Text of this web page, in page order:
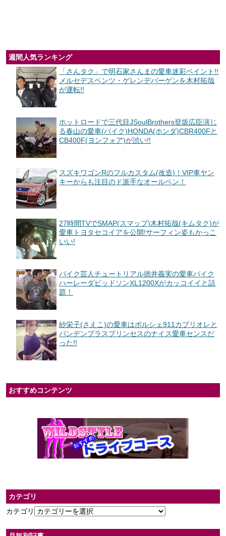
週間人気ランキング
「さんタク」で明石家さんまの愛車迷彩ペイント!!
メルセデスベンツ・ゲレンデバーゲンを木村拓哉
が運転!!
ホットロードで三代目JSoulBrothers登坂広臣演じ
る春山の愛車(バイク)HONDA(ホンダ)CBR400Fと
CB400F(ヨンフォア)が渋い!!
スズキワゴンRのフルカスタム(改造)！VIP車ヤン
キーからも注目のド派手なオールペン！
27時間TVでSMAP(スマップ)木村拓哉(キムタク)が
愛車トヨタセコイアを公開!サーフィン姿もかっこ
いい!
バイク芸人チュートリアル徳井義実の愛車バイク
ハーレーダビッドソンXL1200Xがカッコイイと話
題！
紗栄子(さえこ)の愛車はポルシェ911カブリオレと
バンデンプラスプリンセスのナイス愛車センスだ
った!!
おすすめコンテンツ
カテゴリ
カテゴリ